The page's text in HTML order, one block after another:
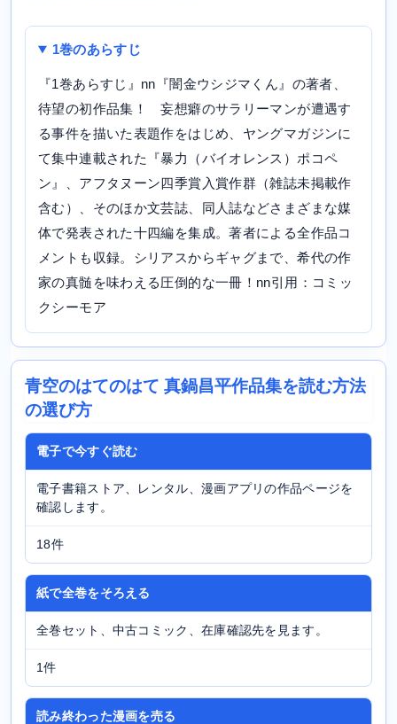
1巻のあらすじ
『1巻あらすじ』nn『闇金ウシジマくん』の著者、
待望の初作品集！ 妄想癖のサラリーマンが遭遇す
る事件を描いた表題作をはじめ、ヤングマガジンに
て集中連載された『暴力（バイオレンス）ポコペ
ン』、アフタヌーン四季賞入賞作群（雑誌未掲載作
含む）、そのほか文芸誌、同人誌などさまざまな媒
体で発表された十四編を集成。著者による全作品コ
メントも収録。シリアスからギャグまで、希代の作
家の真髄を味わえる圧倒的な一冊！nn引用：コミッ
クシーモア
青空のはてのはて 真鍋昌平作品集を読む方法
の選び方
電子で今すぐ読む
電子書籍ストア、レンタル、漫画アプリの作品ページを
確認します。
18件
紙で全巻をそろえる
全巻セット、中古コミック、在庫確認先を見ます。
1件
読み終わった漫画を売る